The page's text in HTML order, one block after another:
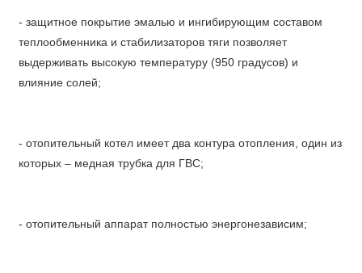
- защитное покрытие эмалью и ингибирующим составом
теплообменника и стабилизаторов тяги позволяет
выдерживать высокую температуру (950 градусов) и
влияние солей;
- отопительный котел имеет два контура отопления, один из
которых – медная трубка для ГВС;
- отопительный аппарат полностью энергонезависим;